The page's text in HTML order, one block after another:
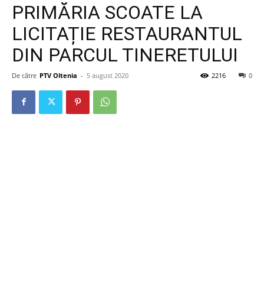
PRIMĂRIA SCOATE LA
LICITAȚIE RESTAURANTUL
DIN PARCUL TINERETULUI
De către PTV Oltenia - 5 august 2020 0
2216